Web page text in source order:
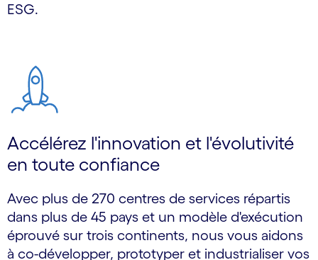
ESG.
Accélérez l'innovation et l'évolutivité
en toute confiance
Avec plus de 270 centres de services répartis
dans plus de 45 pays et un modèle d'exécution
éprouvé sur trois continents, nous vous aidons
à co-développer, prototyper et industrialiser vos